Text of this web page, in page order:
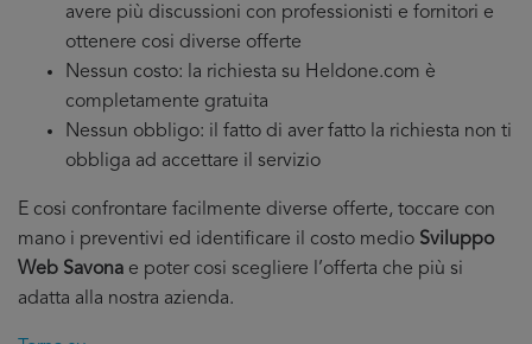
avere più discussioni con professionisti e fornitori e
ottenere cosi diverse offerte
Nessun costo: la richiesta su Heldone.com è
completamente gratuita
Nessun obbligo: il fatto di aver fatto la richiesta non ti
obbliga ad accettare il servizio
E cosi confrontare facilmente diverse offerte, toccare con
mano i preventivi ed identificare il costo medio Sviluppo
Web Savona e poter cosi scegliere l’offerta che più si
adatta alla nostra azienda.